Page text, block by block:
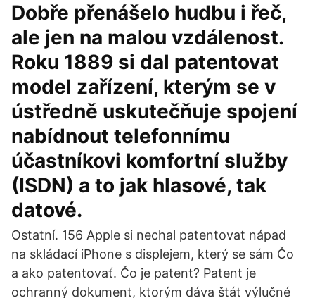
Dobře přenášelo hudbu i řeč,
ale jen na malou vzdálenost.
Roku 1889 si dal patentovat
model zařízení, kterým se v
ústředně uskutečňuje spojení
nabídnout telefonnímu
účastníkovi komfortní služby
(ISDN) a to jak hlasové, tak
datové.
Ostatní. 156 Apple si nechal patentovat nápad
na skládací iPhone s displejem, který se sám Čo
a ako patentovať. Čo je patent? Patent je
ochranný dokument, ktorým dáva štát výlučné